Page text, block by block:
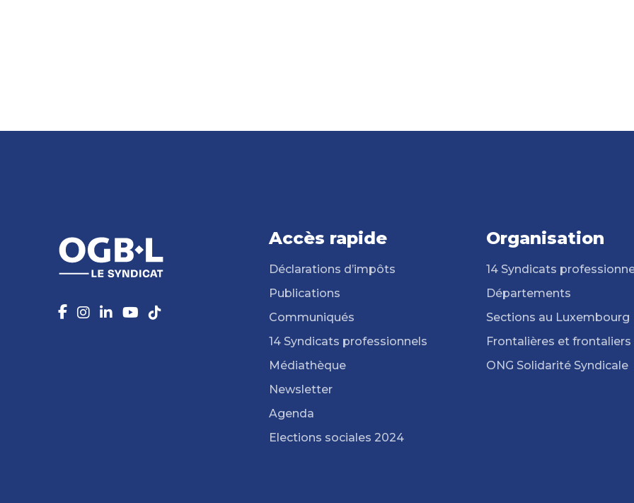
Accès rapide
Déclarations d’impôts
Publications
Communiqués
14 Syndicats professionnels
Médiathèque
Newsletter
Agenda
Elections sociales 2024
Organisation
14 Syndicats
Départements
Sections au Luxembourg
Frontalières et frontaliers
ONG Solidarité Syndicale